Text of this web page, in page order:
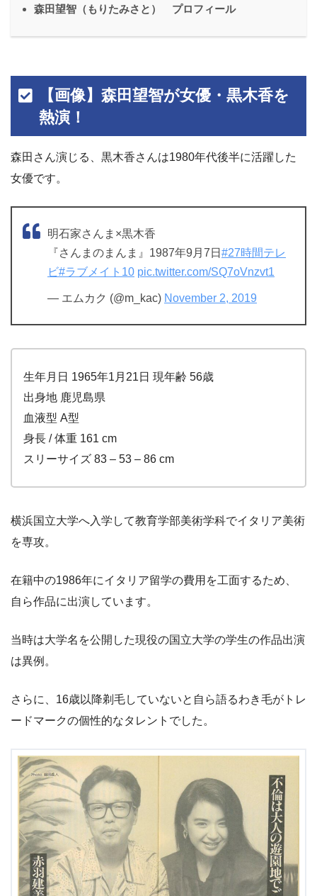
森田望智（もりたみさと） プロフィール
【画像】森田望智が女優・黒木香を
熱演！
森田さん演じる、黒木香さんは1980年代後半に活躍した
女優です。
明石家さんま×黒木香
『さんまのまんま』1987年9月7日 #27時間テレ
ビ#ラブメイト10 pic.twitter.com/SQ7oVnzvt1
— エムカク (@m_kac) November 2, 2019
生年月日 1965年1月21日 現年齢 56歳
出身地 鹿児島県
血液型 A型
身長 / 体重 161 cm
スリーサイズ 83 – 53 – 86 cm
横浜国立大学へ入学して教育学部美術学科でイタリア美術
を専攻。
在籍中の1986年にイタリア留学の費用を工面するため、
自ら作品に出演しています。
当時は大学名を公開した現役の国立大学の学生の作品出演
は異例。
さらに、16歳以降剃毛していないと自ら語るわき毛がトレ
ードマークの個性的なタレントでした。